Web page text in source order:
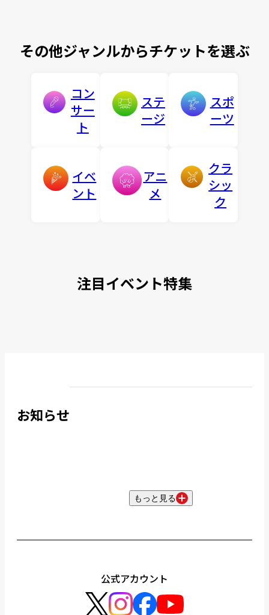
その他ジャンルからチケットを選ぶ
コン
サー
ト
ステ
ージ
スポ
ーツ
イベ
ント
アニ
メ
クラ
シッ
ク
注目イベント特集
お知らせ
もっと見る
公式アカウント